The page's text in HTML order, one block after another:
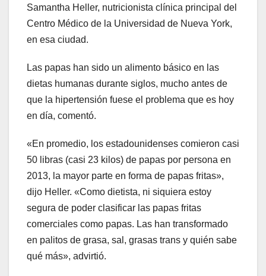
Samantha Heller, nutricionista clínica principal del
Centro Médico de la Universidad de Nueva York,
en esa ciudad.
Las papas han sido un alimento básico en las
dietas humanas durante siglos, mucho antes de
que la hipertensión fuese el problema que es hoy
en día, comentó.
«En promedio, los estadounidenses comieron casi
50 libras (casi 23 kilos) de papas por persona en
2013, la mayor parte en forma de papas fritas»,
dijo Heller. «Como dietista, ni siquiera estoy
segura de poder clasificar las papas fritas
comerciales como papas. Las han transformado
en palitos de grasa, sal, grasas trans y quién sabe
qué más», advirtió.